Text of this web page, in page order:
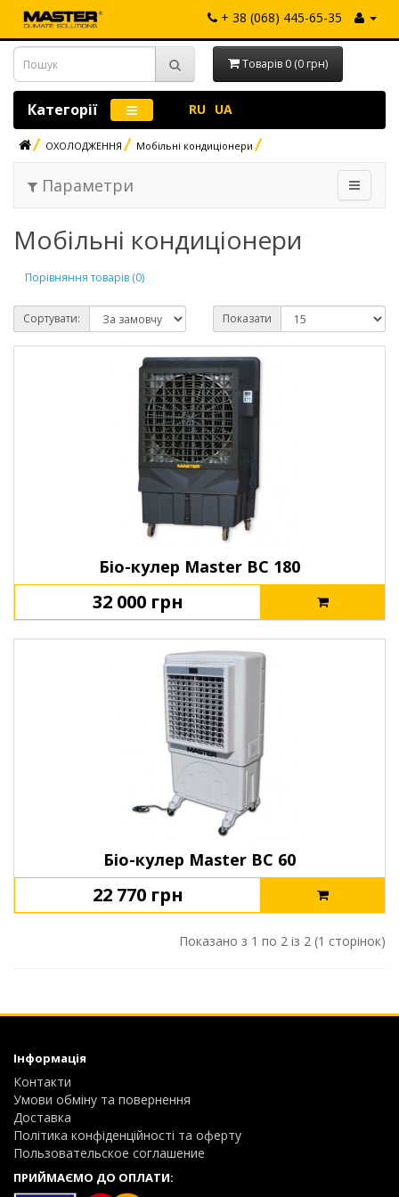
+ 38 (068) 445-65-35
Товарів 0 (0 грн)
Категорії RU UA
ОХОЛОДЖЕННЯ Мобільні кондиціонери
Параметри
Мобільні кондиціонери
Порівняння товарів (0)
Сортувати: Показати
Біо-кулер Master BC 180
32 000 грн
Біо-кулер Master BC 60
22 770 грн
Показано з 1 по 2 із 2 (1 сторінок)
Інформація
Контакти
Умови обміну та повернення
Доставка
Політика конфіденційності та оферту
Пользовательское соглашение
ПРИЙМАЄМО ДО ОПЛАТИ: